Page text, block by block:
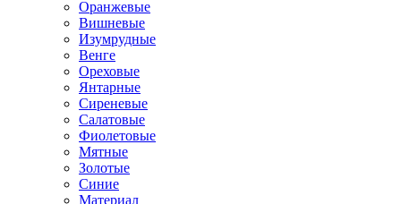
Оранжевые
Вишневые
Изумрудные
Венге
Ореховые
Янтарные
Сиреневые
Салатовые
Фиолетовые
Мятные
Золотые
Синие
Материал